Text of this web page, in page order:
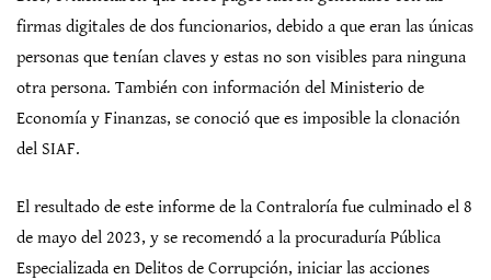
firmas digitales de dos funcionarios, debido a que eran las únicas
personas que tenían claves y estas no son visibles para ninguna
otra persona. También con información del Ministerio de
Economía y Finanzas, se conoció que es imposible la clonación
del SIAF.
El resultado de este informe de la Contraloría fue culminado el 8
de mayo del 2023, y se recomendó a la procuraduría Pública
Especializada en Delitos de Corrupción, iniciar las acciones